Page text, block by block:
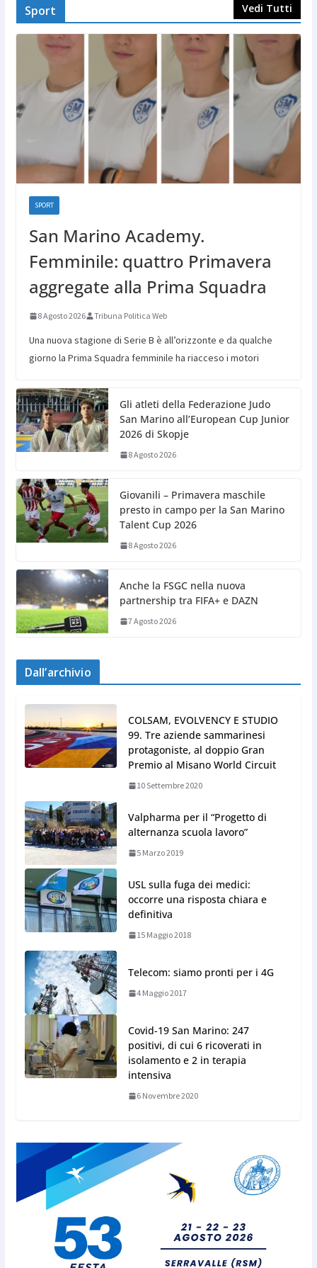
Sport Vedi Tutti
SPORT
San Marino Academy.
Femminile: quattro Primavera
aggregate alla Prima Squadra
8 Agosto 2026 Tribuna Politica Web
Una nuova stagione di Serie B è all’orizzonte e da qualche
giorno la Prima Squadra femminile ha riacceso i motori
Gli atleti della Federazione Judo
San Marino all’European Cup Junior
2026 di Skopje
8 Agosto 2026
Giovanili – Primavera maschile
presto in campo per la San Marino
Talent Cup 2026
8 Agosto 2026
Anche la FSGC nella nuova
partnership tra FIFA+ e DAZN
7 Agosto 2026
Dall’archivio
COLSAM, EVOLVENCY E STUDIO
99. Tre aziende sammarinesi
protagoniste, al doppio Gran
Premio al Misano World Circuit
10 Settembre 2020
Valpharma per il “Progetto di
alternanza scuola lavoro”
5 Marzo 2019
USL sulla fuga dei medici:
occorre una risposta chiara e
definitiva
15 Maggio 2018
Telecom: siamo pronti per i 4G
4 Maggio 2017
Covid-19 San Marino: 247
positivi, di cui 6 ricoverati in
isolamento e 2 in terapia
intensiva
6 Novembre 2020